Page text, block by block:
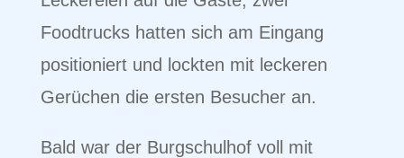
Foodtrucks hatten sich am Eingang
positioniert und lockten mit leckeren
Gerüchen die ersten Besucher an.
Bald war der Burgschulhof voll mit